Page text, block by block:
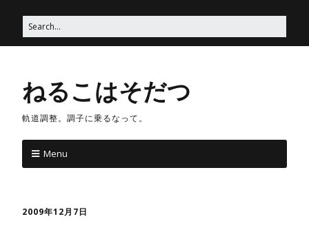
ねるこはそだつ
軌道調整。調子に乗るなって。
Menu
2009年12月7日